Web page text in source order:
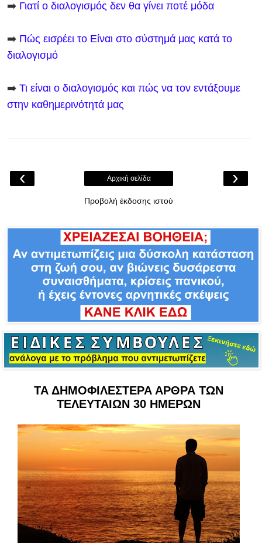
➡️ Γιατί ο διαλογισμός δεν θα γίνει ποτέ μόδα
➡️ Πώς εισρέει το Είναι στο σύστημά μας κατά το
διαλογισμό
➡️ Τι είναι ο διαλογισμός και πώς να τον εντάξουμε
στην καθημερινότητά μας
‹ ›
Αρχική σελίδα
Προβολή έκδοσης ιστού
ΤΑ ΔΗΜΟΦΙΛΕΣΤΕΡΑ ΑΡΘΡΑ ΤΩΝ
ΤΕΛΕΥΤΑΙΩΝ 30 ΗΜΕΡΩΝ